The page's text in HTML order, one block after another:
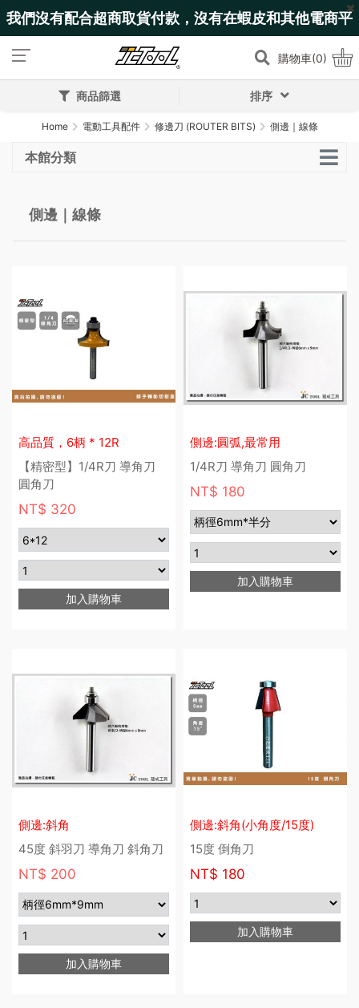
我們沒有配合超商取貨付款，沒有在蝦皮和其他電商平
台上架! 購物車(0)
商品篩選 排序
Home 電動工具配件 修邊刀 (ROUTER BITS) 側邊｜線條
本館分類
側邊｜線條
高品質，6柄 * 12R
【精密型】1/4R刀 導角刀
圓角刀
NT$ 320
加入購物車
側邊:圓弧,最常用
1/4R刀 導角刀 圓角刀
NT$ 180
加入購物車
側邊:斜角
45度 斜羽刀 導角刀 斜角刀
NT$ 200
加入購物車
側邊:斜角(小角度/15度)
15度 倒角刀
NT$ 180
加入購物車